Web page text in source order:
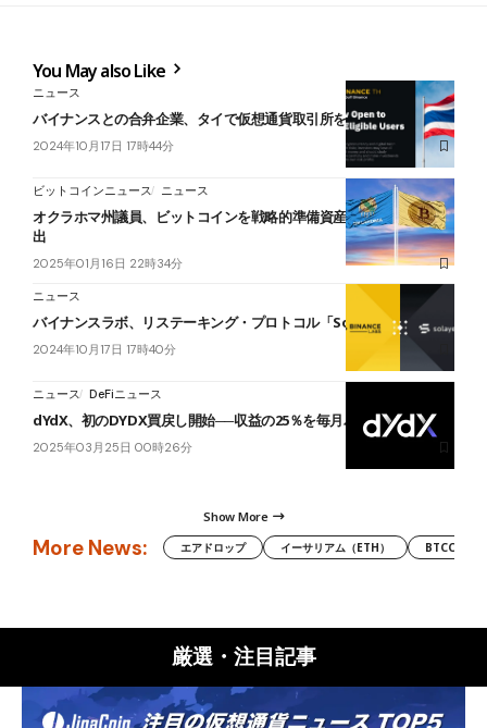
You May also Like
ニュース
バイナンスとの合弁企業、タイで仮想通貨取引所を開始
2024年10月17日 17時44分
ビットコインニュース ニュース
オクラホマ州議員、ビットコインを戦略的準備資産とする法案を提
出
2025年01月16日 22時34分
ニュース
バイナンスラボ、リステーキング・プロトコル「Solayer」に投資
2024年10月17日 17時40分
ニュース DeFiニュース
dYdX、初のDYDX買戻し開始──収益の25％を毎月バイバック
2025年03月25日 00時26分
Show More
More News: エアドロップ イーサリアム（ETH） BTCC
厳選・注目記事